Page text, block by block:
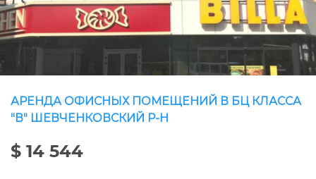
АРЕНДА ОФИСНЫХ ПОМЕЩЕНИЙ В БЦ КЛАССА
"В" ШЕВЧЕНКОВСКИЙ Р-Н
$ 14 544